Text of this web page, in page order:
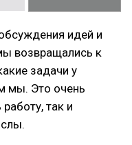
идей и
возвращались к
задачи у
мы. Это очень
так и